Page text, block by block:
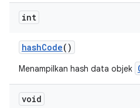
int
hashCode()
Menampilkan hash data objek
void